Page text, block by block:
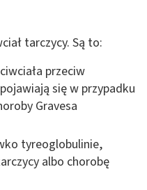
tarczycy. Są to:
przeciw
się w przypadku
Gravesa
tyreoglobulinie,
albo chorobę